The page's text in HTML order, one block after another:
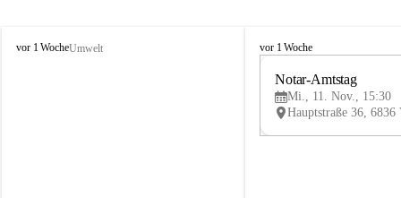
V
vor 1 WocheUmwelt
V
vor 1 Woche
Notar-Amtstag
Mi., 11. Nov., 15:30